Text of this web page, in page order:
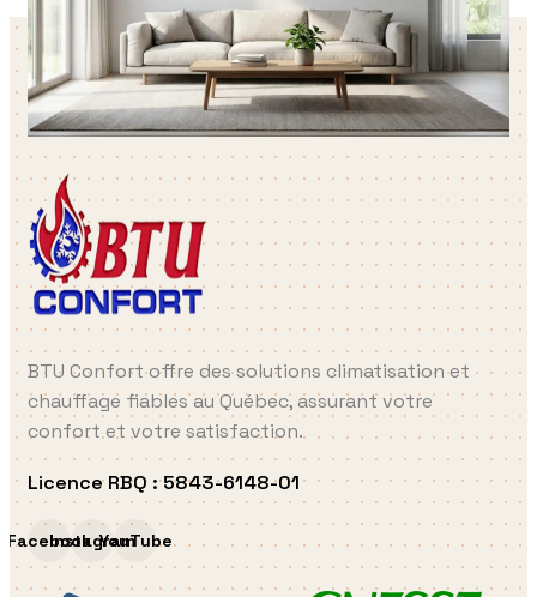
BTU Confort offre des solutions climatisation et
chauffage fiables au Québec, assurant votre
confort et votre satisfaction.
Licence RBQ : 5843-6148-01
FacebookInstagramYouTube